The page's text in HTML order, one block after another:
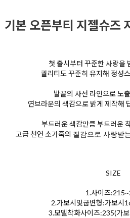
기본 오픈부티 지젤슈즈
첫 출시부터 꾸준한 사랑을
퀄리티도 꾸준히 유지해 정성
발끝의 사선 라인으로 노
연브라운의 색감으로 밝게 제작해
부드러운 색감만큼 부드러운
고급 천연 소가죽의 질감으로 사랑받
SIZE
1.사이즈
2.가보시및굽변형:가보시
3.모델착화사이즈:235(가